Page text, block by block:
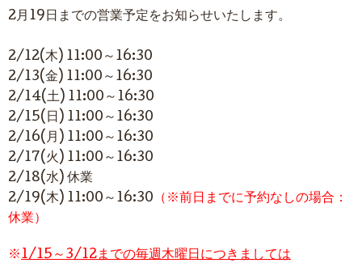
2月19日までの営業予定をお知らせいたします。
2/12(木) 11:00～16:30
2/13(金) 11:00～16:30
2/14(土) 11:00～16:30
2/15(日) 11:00～16:30
2/16(月) 11:00～16:30
2/17(火) 11:00～16:30
2/18(水) 休業
2/19(木) 11:00～16:30 （※前日までに予約なしの場合：
休業）
※1/15～3/12までの毎週木曜日につきましては